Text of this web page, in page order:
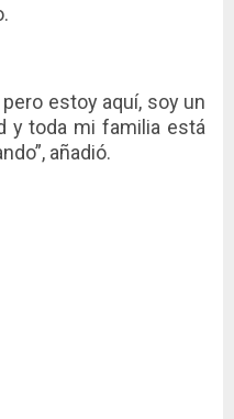
pero estoy aquí, soy un
y toda mi familia está
añadió.